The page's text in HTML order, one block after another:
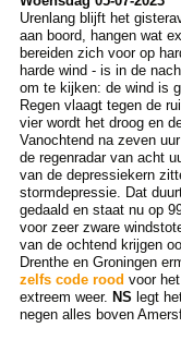
Urenlang blijft het
aan boord, hangen wat
bereiden zich voor op
harde wind - is in de
om te kijken: de wind is
Regen vlaagt tegen de
vier wordt het droog en
Vanochtend na zeven
de regenradar van acht
van de depressiekern
stormdepressie. Dat
gedaald en staat nu op
voor zeer zware
van de ochtend krijgen
Drenthe en Groningen
zelfs code rood voor
extreem weer. NS legt
negen alles boven